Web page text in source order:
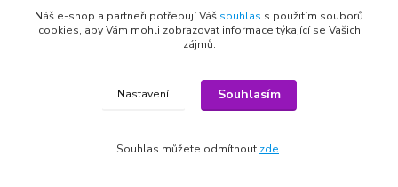
Náš e-shop a partneři potřebují Váš souhlas s použitím souborů
cookies, aby Vám mohli zobrazovat informace týkající se Vašich
zájmů.
Nastavení Souhlasím
Souhlas můžete odmítnout zde.